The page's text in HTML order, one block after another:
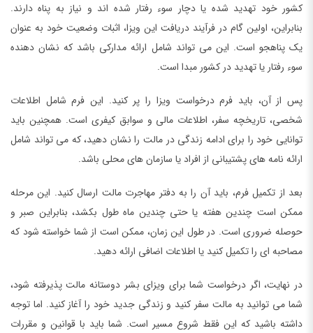
کشور خود تهدید شده یا دچار سوء رفتار شده اند و نیاز به پناه دارند.
بنابراین، اولین گام در فرآیند دریافت این ویزا، اثبات وضعیت خود به عنوان
یک پناهجو است. این می تواند شامل ارائه مدارکی باشد که نشان دهنده
سوء رفتار یا تهدید در کشور مبدا است.
پس از آن، باید فرم درخواست ویزا را پر کنید. این فرم شامل اطلاعات
شخصی، تاریخچه سفر، اطلاعات مالی و سوابق کیفری است. همچنین باید
توانایی خود را برای ادامه زندگی در مالت را نشان دهید، که می تواند شامل
ارائه نامه های پشتیبانی از افراد یا سازمان های محلی باشد.
بعد از تکمیل فرم، باید آن را به دفتر مهاجرت مالت ارسال کنید. این مرحله
ممکن است چندین هفته یا حتی چندین ماه طول بکشد، بنابراین صبر و
حوصله ضروری است. در طول این زمان، ممکن است از شما خواسته شود که
مصاحبه ای را تکمیل کنید یا اطلاعات اضافی ارائه دهید.
در نهایت، اگر درخواست شما برای ویزای بشر دوستانه مالت پذیرفته شود،
شما می توانید به مالت سفر کنید و زندگی جدید خود را آغاز کنید. اما توجه
داشته باشید که این فقط شروع مسیر است. شما باید با قوانین و مقررات